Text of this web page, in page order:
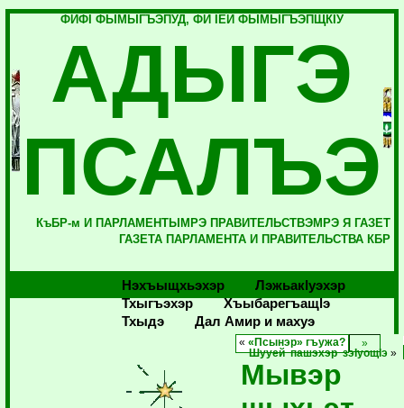
ФИФI ФЫМЫГЪЭПУД, ФИ IЕЙ ФЫМЫГЪЭПЩКIУ
АДЫГЭ
ПСАЛЪЭ
КъБР-м И ПАРЛАМЕНТЫМРЭ ПРАВИТЕЛЬСТВЭМРЭ Я ГАЗЕТ
ГАЗЕТА ПАРЛАМЕНТА И ПРАВИТЕЛЬСТВА КБР
Нэхъыщхьэхэр
Лэжьакlуэхэр
Тхыгъэхэр
Хъыбарегъащlэ
Тхыдэ
Дал Амир и махуэ
««Псынэр» гъужа?
Шууей пашэхэр зэIуощIэ »
Мывэр